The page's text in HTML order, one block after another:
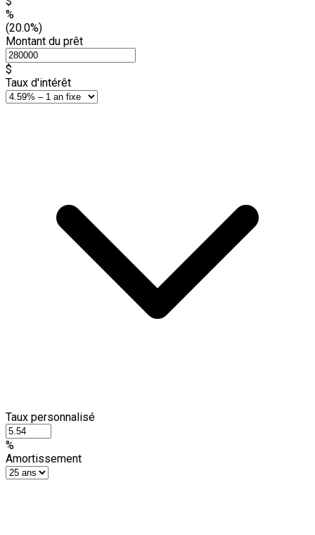
%
(20.0%)
Montant du prêt
$
Taux d'intérêt
Taux personnalisé
%
Amortissement